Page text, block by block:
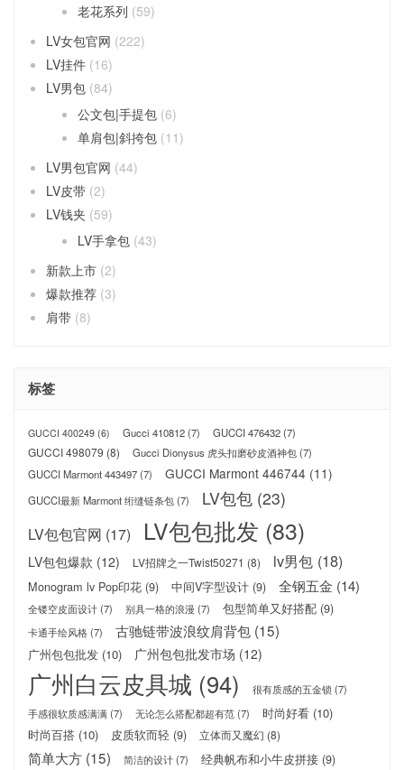
老花系列 (59)
LV女包官网 (222)
LV挂件 (16)
LV男包 (84)
公文包|手提包 (6)
单肩包|斜挎包 (11)
LV男包官网 (44)
LV皮带 (2)
LV钱夹 (59)
LV手拿包 (43)
新款上市 (2)
爆款推荐 (3)
肩带 (8)
标签
GUCCI 400249 (6) Gucci 410812(7) GUCCI 476432(7)
GUCCI 498079 (8) Gucci Dionysus 虎头扣磨砂皮酒神包(7)
GUCCI Marmont 443497(7) GUCCI Marmont 446744 (11)
GUCCI最新 Marmont 绗缝链条包(7) LV包包 (23)
LV包包官网 (17) LV包包批发 (83)
LV包包爆款 (12) LV招牌之一Twist50271 (8) lv男包 (18)
Monogram lv Pop印花 (9) 中间V字型设计 (9) 全钢五金 (14)
全镂空皮面设计(7) 别具一格的浪漫 (7) 包型简单又好搭配 (9)
卡通手绘风格(7) 古驰链带波浪纹肩背包 (15)
广州包包批发 (10) 广州包包批发市场 (12)
广州白云皮具城 (94) 很有质感的五金锁 (7)
手感很软质感满满(7) 无论怎么搭配都超有范(7) 时尚好看 (10)
时尚百搭 (10) 皮质软而轻 (9) 立体而又魔幻 (8)
简单大方 (15) 简洁的设计(7) 经典帆布和小牛皮拼接 (9)